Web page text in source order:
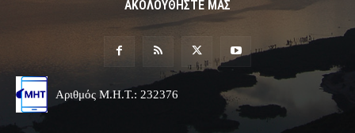
ΑΚΟΛΟΥΘΗΣΤΕ ΜΑΣ
Αριθμός Μ.Η.Τ.: 232376